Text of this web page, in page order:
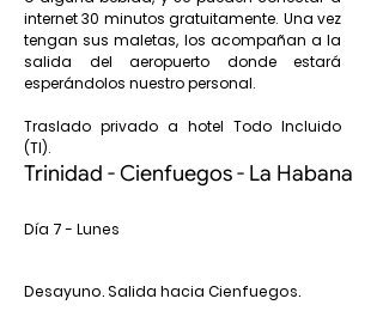
internet 30 minutos gratuitamente. Una vez
tengan sus maletas, los acompañan a la
salida del aeropuerto donde estará
esperándolos nuestro personal.
Traslado privado a hotel Todo Incluido
(TI).
Trinidad - Cienfuegos - La Habana
Día 7 - Lunes
Desayuno. Salida hacia Cienfuegos.